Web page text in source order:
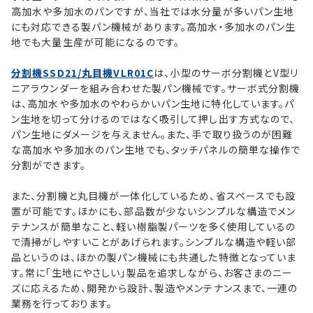
高加水や多加水のパンですが、当社では水分量が多いパン生地
にも対応できる製パン機械があります。高加水・多加水のパン生
地でも大量生産が可能になるのです。
分割機SSD21/丸目機VLR01Cは、小型のサーボ分割機とV型リ
ニアラウンダーを組み合わせた製パン機械です。サーボ式分割機
は、高加水や多加水のやわらかいパン生地に特化しています。パ
ン生地を切って分けるのではなく吸引して押し出す方式なので、
パン生地にダメージを与えません。また、手で取り扱うのが困難
な高加水や多加水のパン生地でも、タッチパネルの簡単な操作で
分割ができます。
また、分割機と丸目機が一体化しているため、省スペースでも設
置が可能です。ほかにも、部品数が少ないシンプルな構造でメン
テナンスが簡単なこと、軽い樹脂製パーツを多く使用しているの
で清掃がしやすいことがあげられます。シンプルな構造や軽い部
品というのは、ほかの製パン機械にも共通した特徴となっていま
す。常に「生地にやさしい」製品を追求しながら、お客さまのニー
ズに応えるため、開発から設計、製造やメンテナンスまで、一連の
業務を行っております。